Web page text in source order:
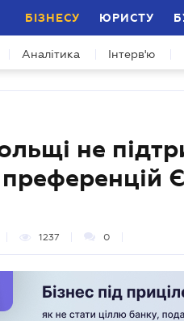
БІЗНЕСУ ЮРИСТУ
Аналітика Інтерв'ю
не
1237 0